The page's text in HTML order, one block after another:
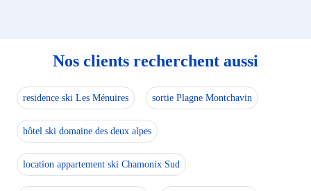
Nos clients recherchent aussi
residence ski Les Ménuires sortie Plagne Montchavin
hôtel ski domaine des deux alpes
location appartement ski Chamonix Sud